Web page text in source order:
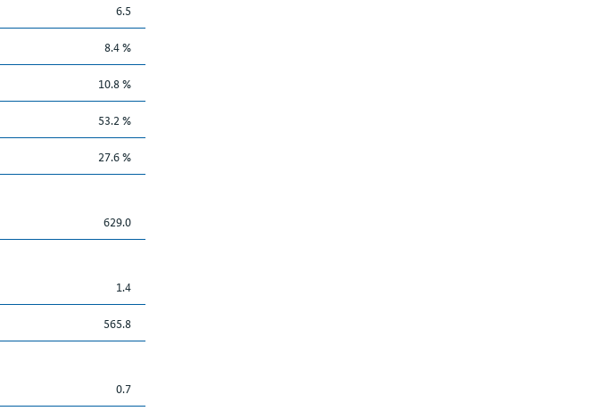
6.5
8.4 %
10.8 %
53.2 %
27.6 %
629.0
1.4
565.8
0.7